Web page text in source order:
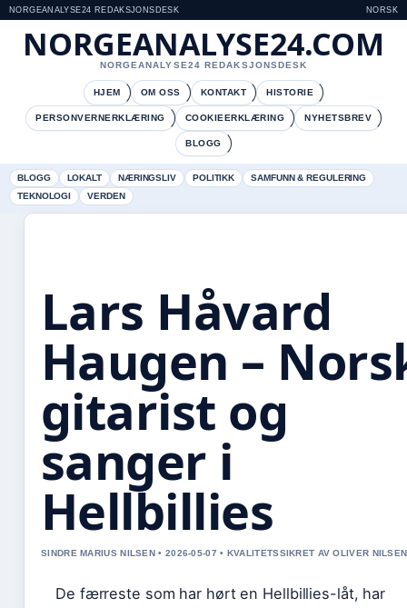
NORGEANALYSE24 REDAKSJONSDESK NORSK
NORGEANALYSE24.COM
NORGEANALYSE24 REDAKSJONSDESK
HJEM OM OSS KONTAKT HISTORIE
PERSONVERNERKLÆRING COOKIEERKLÆRING NYHETSBREV
BLOGG
BLOGG LOKALT NÆRINGSLIV POLITIKK
SAMFUNN & REGULERING
TEKNOLOGI
VERDEN
Lars Håvard
Haugen –
gitarist og
sanger i
Hellbillies
SINDRE MARIUS NILSEN • 2026-05-07 • KVALITETSSIKRET AV OLIVER NILSEN
De færreste som har hørt en Hellbillies-låt, har